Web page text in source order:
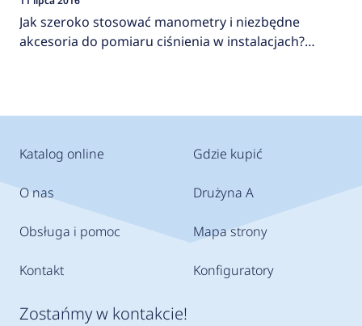
Jak szeroko stosować manometry i niezbędne
akcesoria do pomiaru ciśnienia w instalacjach?
Katalog online
O nas
Obsługa i pomoc
Kontakt
Gdzie kupić
Drużyna A
Mapa strony
Konfiguratory
Zostańmy w kontakcie!